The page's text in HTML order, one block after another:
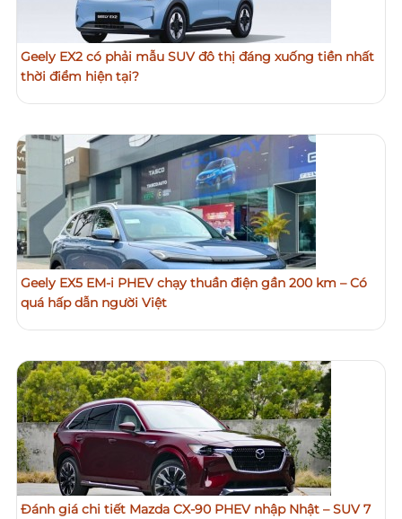
Geely EX2 có phải mẫu SUV đô thị đáng xuống tiền nhất
thời điểm hiện tại?
Geely EX5 EM-i PHEV chạy thuần điện gần 200 km – Có
quá hấp dẫn người Việt
Đánh giá chi tiết Mazda CX-90 PHEV nhập Nhật – SUV 7